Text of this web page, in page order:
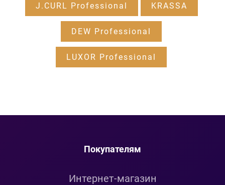
J.CURL Professional KRASSA
DEW Professional
LUXOR Professional
Покупателям
Интернет-магазин